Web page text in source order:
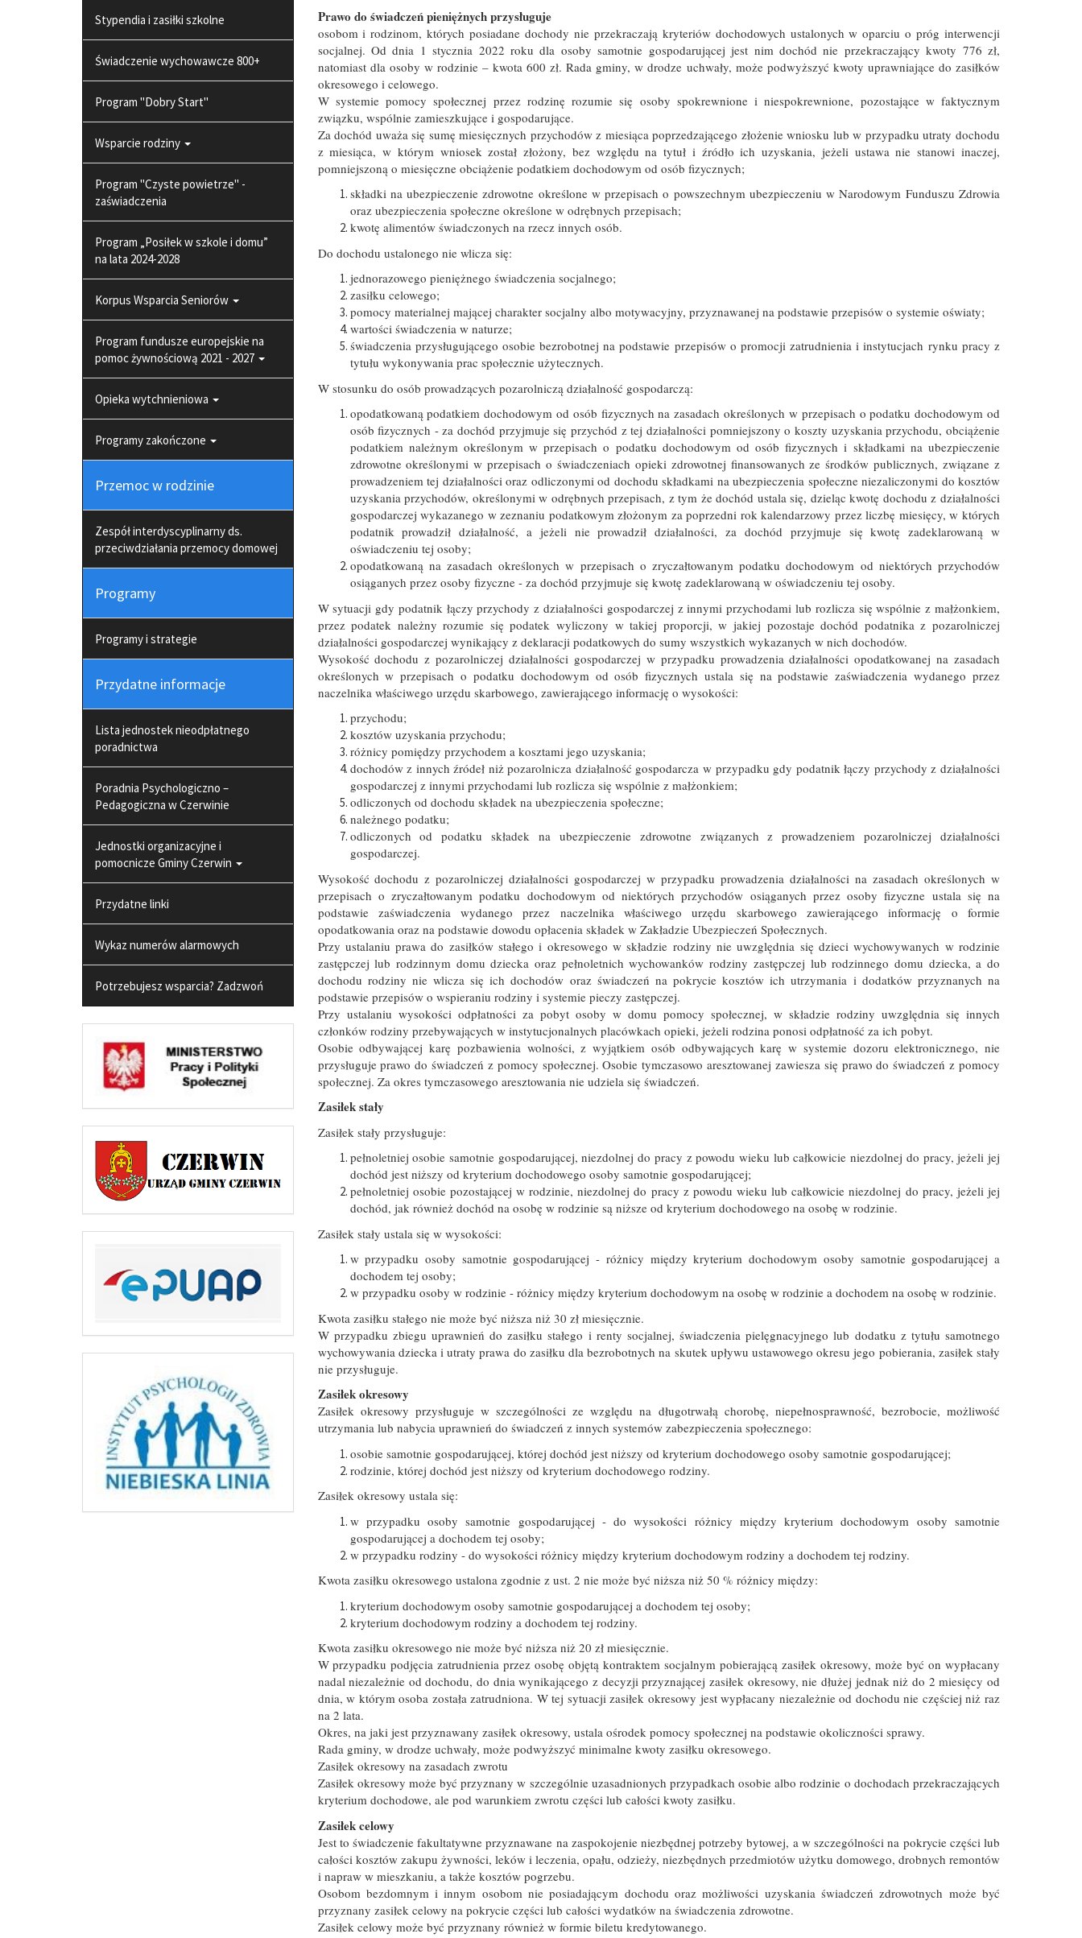
Stypendia i zasiłki szkolne
Świadczenie wychowawcze 800+
Program "Dobry Start"
Wsparcie rodziny
Program "Czyste powietrze" -
zaświadczenia
Program „Posiłek w szkole i domu”
na lata 2024-2028
Korpus Wsparcia Seniorów
Program fundusze europejskie na
pomoc żywnościową 2021 - 2027
Opieka wytchnieniowa
Programy zakończone
Przemoc w rodzinie
Zespół interdyscyplinarny ds.
przeciwdziałania przemocy domowej
Programy
Programy i strategie
Przydatne informacje
Lista jednostek nieodpłatnego
poradnictwa
Poradnia Psychologiczno –
Pedagogiczna w Czerwinie
Jednostki organizacyjne i
pomocnicze Gminy Czerwin
Przydatne linki
Wykaz numerów alarmowych
Potrzebujesz wsparcia? Zadzwoń
Prawo do świadczeń pieniężnych przysługuje
osobom i rodzinom, których posiadane dochody nie przekraczają kryteriów dochodowych ustalonych w oparciu o próg interwencji
socjalnej. Od dnia 1 stycznia 2022 roku dla osoby samotnie gospodarującej jest nim dochód nie przekraczający kwoty 776 zł,
natomiast dla osoby w rodzinie – kwota 600 zł. Rada gminy, w drodze uchwały, może podwyższyć kwoty uprawniające do zasiłków
okresowego i celowego.
W systemie pomocy społecznej przez rodzinę rozumie się osoby spokrewnione i niespokrewnione, pozostające w faktycznym
związku, wspólnie zamieszkujące i gospodarujące.
Za dochód uważa się sumę miesięcznych przychodów z miesiąca poprzedzającego złożenie wniosku lub w przypadku utraty dochodu
z miesiąca, w którym wniosek został złożony, bez względu na tytuł i źródło ich uzyskania, jeżeli ustawa nie stanowi inaczej,
pomniejszoną o miesięczne obciążenie podatkiem dochodowym od osób fizycznych;
składki na ubezpieczenie zdrowotne określone w przepisach o powszechnym ubezpieczeniu w Narodowym Funduszu Zdrowia
oraz ubezpieczenia społeczne określone w odrębnych przepisach;
kwotę alimentów świadczonych na rzecz innych osób.
Do dochodu ustalonego nie wlicza się:
jednorazowego pieniężnego świadczenia socjalnego;
zasiłku celowego;
pomocy materialnej mającej charakter socjalny albo motywacyjny, przyznawanej na podstawie przepisów o systemie oświaty;
wartości świadczenia w naturze;
świadczenia przysługującego osobie bezrobotnej na podstawie przepisów o promocji zatrudnienia i instytucjach rynku pracy z
tytułu wykonywania prac społecznie użytecznych.
W stosunku do osób prowadzących pozarolniczą działalność gospodarczą:
opodatkowaną podatkiem dochodowym od osób fizycznych na zasadach określonych w przepisach o podatku dochodowym od
osób fizycznych - za dochód przyjmuje się przychód z tej działalności pomniejszony o koszty uzyskania przychodu, obciążenie
podatkiem należnym określonym w przepisach o podatku dochodowym od osób fizycznych i składkami na ubezpieczenie
zdrowotne określonymi w przepisach o świadczeniach opieki zdrowotnej finansowanych ze środków publicznych, związane z
prowadzeniem tej działalności oraz odliczonymi od dochodu składkami na ubezpieczenia społeczne niezaliczonymi do kosztów
uzyskania przychodów, określonymi w odrębnych przepisach, z tym że dochód ustala się, dzieląc kwotę dochodu z działalności
gospodarczej wykazanego w zeznaniu podatkowym złożonym za poprzedni rok kalendarzowy przez liczbę miesięcy, w których
podatnik prowadził działalność, a jeżeli nie prowadził działalności, za dochód przyjmuje się kwotę zadeklarowaną w
oświadczeniu tej osoby;
opodatkowaną na zasadach określonych w przepisach o zryczałtowanym podatku dochodowym od niektórych przychodów
osiąganych przez osoby fizyczne - za dochód przyjmuje się kwotę zadeklarowaną w oświadczeniu tej osoby.
W sytuacji gdy podatnik łączy przychody z działalności gospodarczej z innymi przychodami lub rozlicza się wspólnie z małżonkiem,
przez podatek należny rozumie się podatek wyliczony w takiej proporcji, w jakiej pozostaje dochód podatnika z pozarolniczej
działalności gospodarczej wynikający z deklaracji podatkowych do sumy wszystkich wykazanych w nich dochodów.
Wysokość dochodu z pozarolniczej działalności gospodarczej w przypadku prowadzenia działalności opodatkowanej na zasadach
określonych w przepisach o podatku dochodowym od osób fizycznych ustala się na podstawie zaświadczenia wydanego przez
naczelnika właściwego urzędu skarbowego, zawierającego informację o wysokości:
przychodu;
kosztów uzyskania przychodu;
różnicy pomiędzy przychodem a kosztami jego uzyskania;
dochodów z innych źródeł niż pozarolnicza działalność gospodarcza w przypadku gdy podatnik łączy przychody z działalności
gospodarczej z innymi przychodami lub rozlicza się wspólnie z małżonkiem;
odliczonych od dochodu składek na ubezpieczenia społeczne;
należnego podatku;
odliczonych od podatku składek na ubezpieczenie zdrowotne związanych z prowadzeniem pozarolniczej działalności
gospodarczej.
Wysokość dochodu z pozarolniczej działalności gospodarczej w przypadku prowadzenia działalności na zasadach określonych w
przepisach o zryczałtowanym podatku dochodowym od niektórych przychodów osiąganych przez osoby fizyczne ustala się na
podstawie zaświadczenia wydanego przez naczelnika właściwego urzędu skarbowego zawierającego informację o formie
opodatkowania oraz na podstawie dowodu opłacenia składek w Zakładzie Ubezpieczeń Społecznych.
Przy ustalaniu prawa do zasiłków stałego i okresowego w składzie rodziny nie uwzględnia się dzieci wychowywanych w rodzinie
zastępczej lub rodzinnym domu dziecka oraz pełnoletnich wychowanków rodziny zastępczej lub rodzinnego domu dziecka, a do
dochodu rodziny nie wlicza się ich dochodów oraz świadczeń na pokrycie kosztów ich utrzymania i dodatków przyznanych na
podstawie przepisów o wspieraniu rodziny i systemie pieczy zastępczej.
Przy ustalaniu wysokości odpłatności za pobyt osoby w domu pomocy społecznej, w składzie rodziny uwzględnia się innych
członków rodziny przebywających w instytucjonalnych placówkach opieki, jeżeli rodzina ponosi odpłatność za ich pobyt.
Osobie odbywającej karę pozbawienia wolności, z wyjątkiem osób odbywających karę w systemie dozoru elektronicznego, nie
przysługuje prawo do świadczeń z pomocy społecznej. Osobie tymczasowo aresztowanej zawiesza się prawo do świadczeń z pomocy
społecznej. Za okres tymczasowego aresztowania nie udziela się świadczeń.
Zasiłek stały
Zasiłek stały przysługuje:
pełnoletniej osobie samotnie gospodarującej, niezdolnej do pracy z powodu wieku lub całkowicie niezdolnej do pracy, jeżeli jej
dochód jest niższy od kryterium dochodowego osoby samotnie gospodarującej;
pełnoletniej osobie pozostającej w rodzinie, niezdolnej do pracy z powodu wieku lub całkowicie niezdolnej do pracy, jeżeli jej
dochód, jak również dochód na osobę w rodzinie są niższe od kryterium dochodowego na osobę w rodzinie.
Zasiłek stały ustala się w wysokości:
w przypadku osoby samotnie gospodarującej - różnicy między kryterium dochodowym osoby samotnie gospodarującej a
dochodem tej osoby;
w przypadku osoby w rodzinie - różnicy między kryterium dochodowym na osobę w rodzinie a dochodem na osobę w rodzinie.
Kwota zasiłku stałego nie może być niższa niż 30 zł miesięcznie.
W przypadku zbiegu uprawnień do zasiłku stałego i renty socjalnej, świadczenia pielęgnacyjnego lub dodatku z tytułu samotnego
wychowywania dziecka i utraty prawa do zasiłku dla bezrobotnych na skutek upływu ustawowego okresu jego pobierania, zasiłek stały
nie przysługuje.
Zasiłek okresowy
Zasiłek okresowy przysługuje w szczególności ze względu na długotrwałą chorobę, niepełnosprawność, bezrobocie, możliwość
utrzymania lub nabycia uprawnień do świadczeń z innych systemów zabezpieczenia społecznego:
osobie samotnie gospodarującej, której dochód jest niższy od kryterium dochodowego osoby samotnie gospodarującej;
rodzinie, której dochód jest niższy od kryterium dochodowego rodziny.
Zasiłek okresowy ustala się:
w przypadku osoby samotnie gospodarującej - do wysokości różnicy między kryterium dochodowym osoby samotnie
gospodarującej a dochodem tej osoby;
w przypadku rodziny - do wysokości różnicy między kryterium dochodowym rodziny a dochodem tej rodziny.
Kwota zasiłku okresowego ustalona zgodnie z ust. 2 nie może być niższa niż 50 % różnicy między:
kryterium dochodowym osoby samotnie gospodarującej a dochodem tej osoby;
kryterium dochodowym rodziny a dochodem tej rodziny.
Kwota zasiłku okresowego nie może być niższa niż 20 zł miesięcznie.
W przypadku podjęcia zatrudnienia przez osobę objętą kontraktem socjalnym pobierającą zasiłek okresowy, może być on wypłacany
nadal niezależnie od dochodu, do dnia wynikającego z decyzji przyznającej zasiłek okresowy, nie dłużej jednak niż do 2 miesięcy od
dnia, w którym osoba została zatrudniona. W tej sytuacji zasiłek okresowy jest wypłacany niezależnie od dochodu nie częściej niż raz
na 2 lata.
Okres, na jaki jest przyznawany zasiłek okresowy, ustala ośrodek pomocy społecznej na podstawie okoliczności sprawy.
Rada gminy, w drodze uchwały, może podwyższyć minimalne kwoty zasiłku okresowego.
Zasiłek okresowy na zasadach zwrotu
Zasiłek okresowy może być przyznany w szczególnie uzasadnionych przypadkach osobie albo rodzinie o dochodach przekraczających
kryterium dochodowe, ale pod warunkiem zwrotu części lub całości kwoty zasiłku.
Zasiłek celowy
Jest to świadczenie fakultatywne przyznawane na zaspokojenie niezbędnej potrzeby bytowej, a w szczególności na pokrycie części lub
całości kosztów zakupu żywności, leków i leczenia, opału, odzieży, niezbędnych przedmiotów użytku domowego, drobnych remontów
i napraw w mieszkaniu, a także kosztów pogrzebu.
Osobom bezdomnym i innym osobom nie posiadającym dochodu oraz możliwości uzyskania świadczeń zdrowotnych może być
przyznany zasiłek celowy na pokrycie części lub całości wydatków na świadczenia zdrowotne.
Zasiłek celowy może być przyznany również w formie biletu kredytowanego.